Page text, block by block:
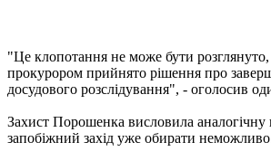
"Це клопотання не може бути
прокурором прийнято рішення про
досудового розслідування", - оголосив
Захист Порошенка висловила
запобіжний захід уже обирати